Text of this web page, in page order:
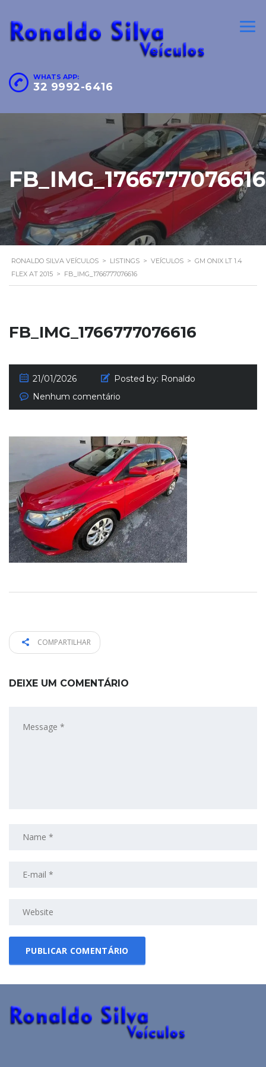
WHATS APP:
32 9992-6416
FB_IMG_1766777076616
RONALDO SILVA VEÍCULOS > LISTINGS > VEÍCULOS > GM ONIX LT 1.4
FLEX AT 2015 > FB_IMG_1766777076616
FB_IMG_1766777076616
21/01/2026 Posted by: Ronaldo
Nenhum comentário
COMPARTILHAR
DEIXE UM COMENTÁRIO